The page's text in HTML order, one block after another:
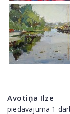
Avotiņa Ilze
piedāvājumā 1